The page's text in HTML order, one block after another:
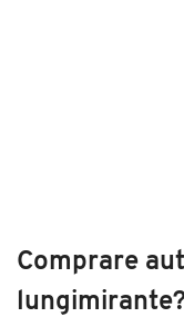
Comprare